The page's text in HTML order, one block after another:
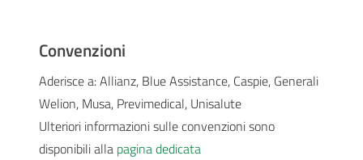
Convenzioni
Aderisce a: Allianz, Blue Assistance, Caspie, Generali
Welion, Musa, Previmedical, Unisalute
Ulteriori informazioni sulle convenzioni sono
disponibili alla pagina dedicata